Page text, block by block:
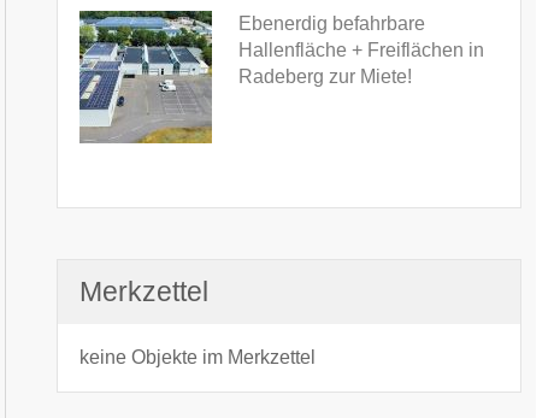
Ebenerdig befahrbare
Hallenfläche + Freiflächen in
Radeberg zur Miete!
Merkzettel
keine Objekte im Merkzettel